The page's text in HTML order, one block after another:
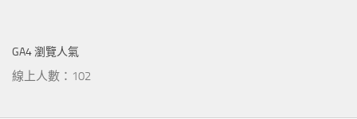
GA4 瀏覽人氣
線上人數：102